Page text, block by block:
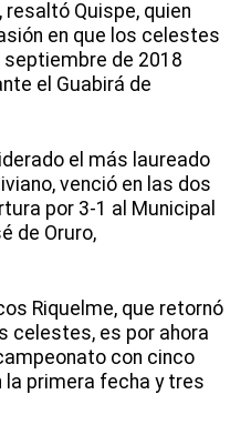
Quispe, quien
en que los celestes
de 2018
el Guabirá de
el más laureado
venció en las dos
por 3-1 al Municipal
de Oruro,
Riquelme, que retornó
celestes, es por ahora
con cinco
la primera fecha y tres